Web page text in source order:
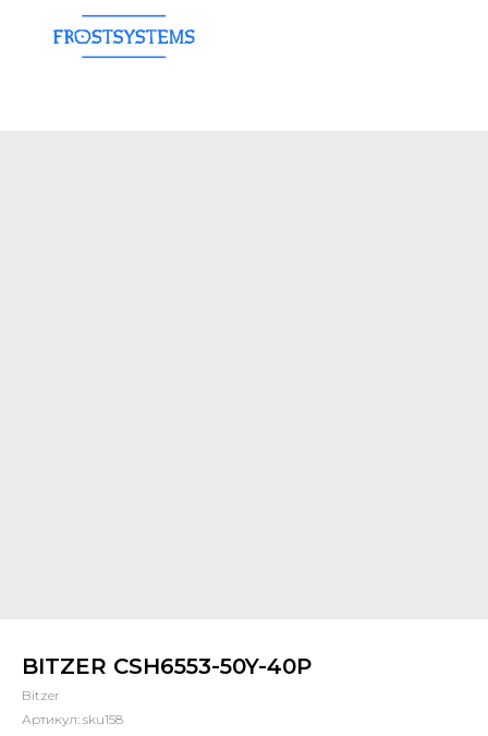
BITZER CSH6553-50Y-40P
Bitzer
Артикул: sku158